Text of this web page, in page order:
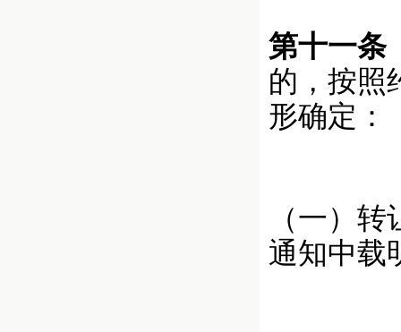
第十一条
的，按照
形确定：
（一）
通知中载